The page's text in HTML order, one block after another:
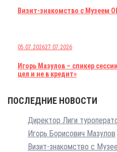
Визит-знакомство с Музеем
05.07.202627.07.2026
Игорь Мазулов – спикер
цел и не в кредит»
ПОСЛЕДНИЕ НОВОСТИ
Директор Лиги
Игорь Борисович Мазулов
Визит-знакомство с